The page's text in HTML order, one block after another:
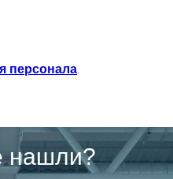
персонала.
нашли?